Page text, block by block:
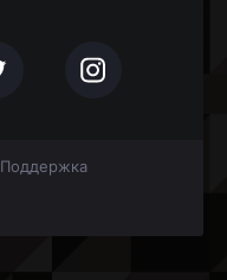
Поддержка